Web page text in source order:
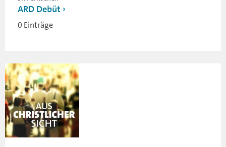
ARD Debüt
0 Einträge